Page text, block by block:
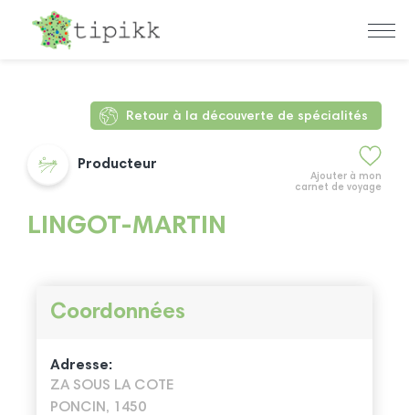
Retour à la découverte de spécialités
Ajouter à mon
carnet de voyage
Producteur
LINGOT-MARTIN
Coordonnées
Adresse:
ZA SOUS LA COTE
PONCIN, 1450